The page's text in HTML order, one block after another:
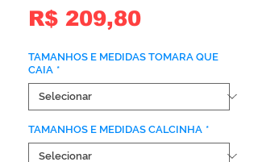
R$ 209,80Preço
TAMANHOS E MEDIDAS TOMARA QUE
CAIA *
TAMANHOS E MEDIDAS CALCINHA *